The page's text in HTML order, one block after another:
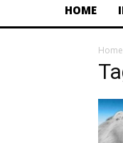
HOME
Home